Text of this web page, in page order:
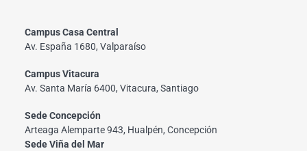
Campus Casa Central
Av. España 1680, Valparaíso
Campus Vitacura
Av. Santa María 6400, Vitacura, Santiago
Sede Concepción
Arteaga Alemparte 943, Hualpén, Concepción
Sede Viña del Mar